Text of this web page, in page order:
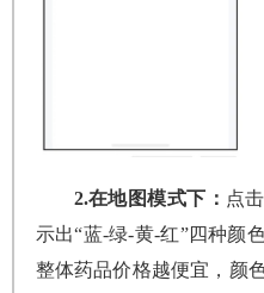
2.在地图模式下： 点
示出“蓝-绿-黄-红”四种颜
整体药品价格越便宜，颜